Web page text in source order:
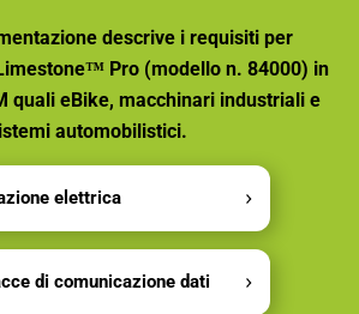
descrive i requisiti per
Pro (modello n. 84000) in
quali eBike, macchinari industriali e
automobilistici.
elettrica
di comunicazione dati